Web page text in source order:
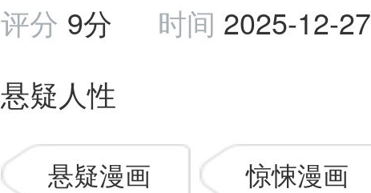
评分 9分 时间 2025-12-27
悬疑人性
悬疑漫画 惊悚漫画